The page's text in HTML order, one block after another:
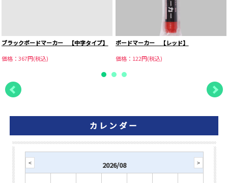
ブラックボードマーカー 【中字タイプ】
価格：367円(税込)
ボードマーカー 【レッド】
価格：122円(税込)
カレンダー